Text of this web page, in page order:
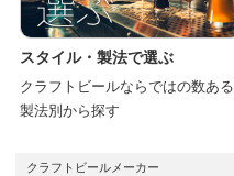
スタイル・製法で選ぶ
クラフトビールならではの数ある
製法別から探す
クラフトビールメーカー